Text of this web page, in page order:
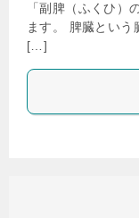
「副脾（ふくひ）
ます。 脾臓とい
[…]